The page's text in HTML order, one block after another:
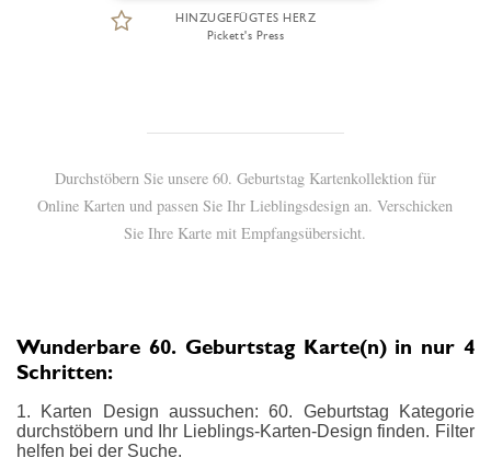
HINZUGEFÜGTES HERZ
Pickett's Press
Durchstöbern Sie unsere 60. Geburtstag Kartenkollektion für
Online Karten und passen Sie Ihr Lieblingsdesign an. Verschicken
Sie Ihre Karte mit Empfangsübersicht.
Wunderbare 60. Geburtstag Karte(n) in nur 4
Schritten:
1. Karten Design aussuchen: 60. Geburtstag Kategorie
durchstöbern und Ihr Lieblings-Karten-Design finden. Filter
helfen bei der Suche.